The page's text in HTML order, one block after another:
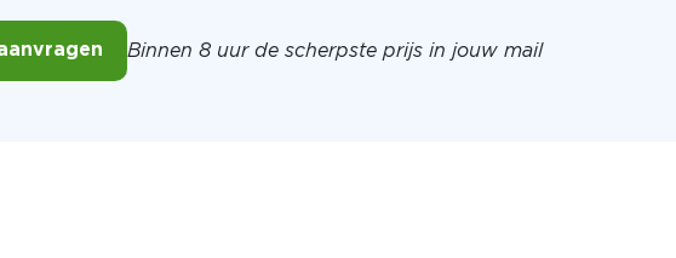
Binnen 8 uur de scherpste prijs in jouw mail